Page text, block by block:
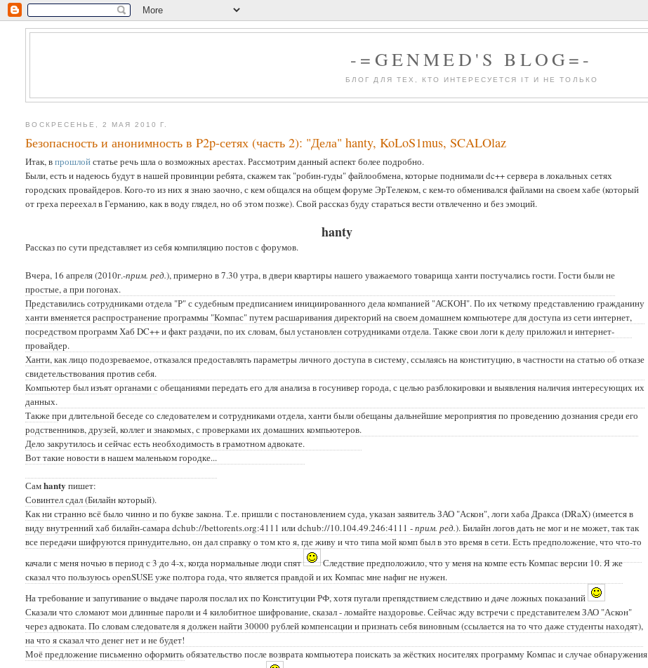
-=GENMED'S BLOG=-
БЛОГ ДЛЯ ТЕХ, КТО ИНТЕРЕСУЕТСЯ IT И НЕ ТОЛЬКО
ВОСКРЕСЕНЬЕ, 2 МАЯ 2010 Г.
Безопасность и анонимность в P2p-сетях (часть 2): "Дела" hanty, KoLoS1mus, SCALOlaz
Итак, впрошлойстатье речь шла о возможных арестах. Рассмотрим данный аспект более подробно.
Были, есть и надеюсь будут в нашей провинции ребята, скажем так "робин-гуды" файлообмена, которые поднимали dc++ сервера в локальных сетях
городских провайдеров. Кого-то из них я знаю заочно, с кем общался на общем форуме ЭрТелеком, с кем-то обменивался файлами на своем хабе (который
от греха переехал в Германию, как в воду глядел, но об этом позже). Свой рассказ буду стараться вести отвлеченно и без эмоций.
hanty
Рассказ по сути представляет из себя компиляцию постов с форумов.
Вчера, 16 апреля (2010г.-прим. ред.), примерно в 7.30 утра, в двери квартиры нашего уважаемого товарища ханти постучались гости. Гости были не
простые, а при погонах.
Представились сотрудниками отдела "Р" с судебным предписанием инициированного дела компанией "АСКОН". По их четкому представлению гражданину
ханти вменяется распространение программы "Компас" путем расшаривания директорий на своем домашнем компьютере для доступа из сети интернет,
посредством программ Хаб DC++ и факт раздачи, по их словам, был установлен сотрудниками отдела. Также свои логи к делу приложил и интернет-
провайдер.
Ханти, как лицо подозреваемое, отказался предоставлять параметры личного доступа в систему, ссылаясь на конституцию, в частности на статью об отказе
свидетельствования против себя.
Компьютер был изъят органами с обещаниями передать его для анализа в госунивер города, с целью разблокировки и выявления наличия интересующих их
данных.
Также при длительной беседе со следователем и сотрудниками отдела, ханти были обещаны дальнейшие мероприятия по проведению дознания среди его
родственников, друзей, коллег и знакомых, с проверками их домашних компьютеров.
Дело закрутилось и сейчас есть необходимость в грамотном адвокате.
Вот такие новости в нашем маленьком городке...
Самhanty пишет:
Совинтел сдал (Билайн который).
Как ни странно всё было чинно и по букве закона. Т.е. пришли с постановлением суда, указан заявитель ЗАО "Аскон", логи хаба Дракса (DRaX) (имеется в
виду внутренний хаб билайн-самара dchub://bettorents.org:4111 илиdchub://10.104.49.246:4111 -прим. ред.). Билайн логов дать не мог и не может, так так
все передачи шифруются принудительно, он дал справку о том кто я, где живу и что типа мой комп был в это время в сети. Есть предположение, что что-то
качали с меня ночью в период с 3 до 4-х, когда нормальные люди спят
Следствие предположило, что у меня на компе есть Компас версии 10. Я же
сказал что пользуюсь openSUSE уже полтора года, что является правдой и их Компас мне нафиг не нужен.
На требование и запугивание о выдаче пароля послал их по Конституции РФ, хотя пугали препядствием следствию и даче ложных показаний
Сказали что сломают мои длинные пароли и 4 килобитное шифрование, сказал - ломайте наздоровье. Сейчас жду встречи с представителем ЗАО "Аскон"
через адвоката. По словам следователя я должен найти 30000 рублей компенсации и признать себя виновным (ссылается на то что даже студенты находят),
на что я сказал что денег нет и не будет!
Моё предложение письменно оформить обязательство после возврата компьютера поискать за жёстких носителях программу Компас и случае обнаружения